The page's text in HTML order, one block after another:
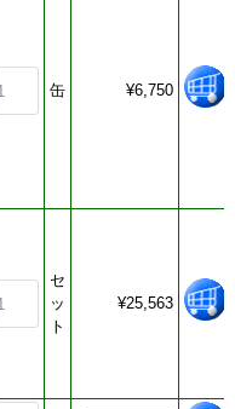
缶 ¥6,750
セ
ッ
ト
¥25,563